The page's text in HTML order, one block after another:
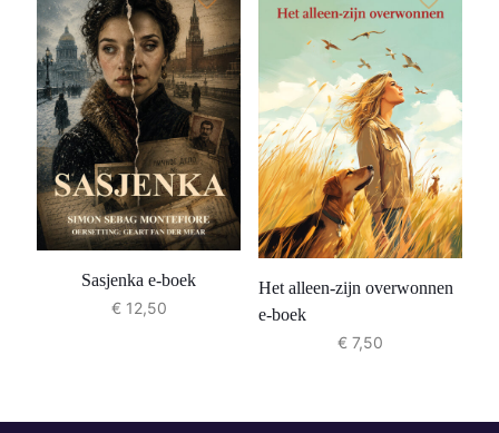
Sasjenka e-boek
€12,50
Het alleen-zijn overwonnen
e-boek
€7,50